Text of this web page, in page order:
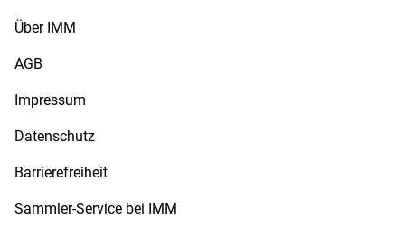
Über IMM
AGB
Impressum
Datenschutz
Barrierefreiheit
Sammler-Service bei IMM